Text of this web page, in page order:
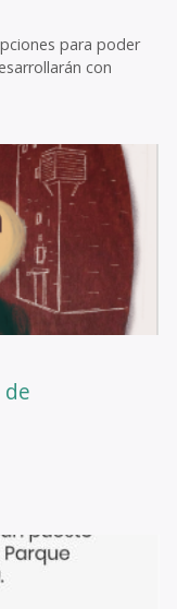
para poder
con